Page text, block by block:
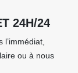
24H/24
l’immédiat,
ou à nous